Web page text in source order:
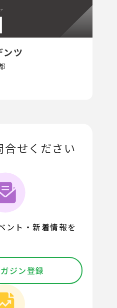
ンツ
合せください
ント・新着情報を
ジン登録